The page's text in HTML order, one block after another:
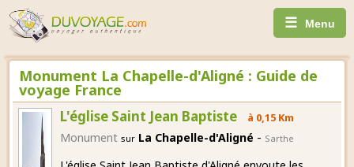
☰ Menu
Monument La Chapelle-d'Aligné : Guide de
voyage France
L'église Saint Jean Baptiste à 0,15 Km
Monument sur La Chapelle-d'Aligné - Sarthe